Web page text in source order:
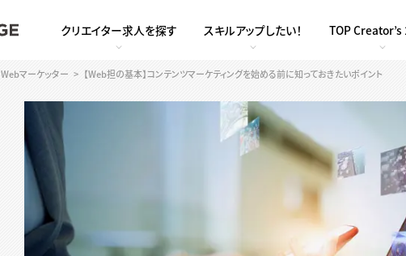
クリエイター求人を探す スキルアップしたい！ TOP Creator’s
Webマーケッター 【Web担の基本】コンテンツマーケティングを始める前に知っておきたいポイント